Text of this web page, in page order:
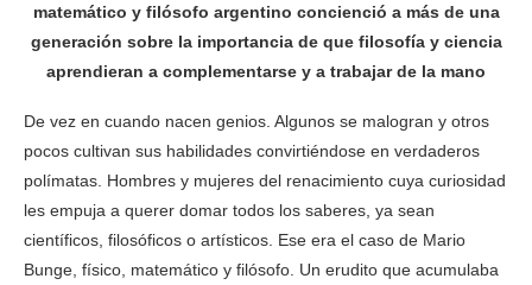
matemático y filósofo argentino concienció a más de una
generación sobre la importancia de que filosofía y ciencia
aprendieran a complementarse y a trabajar de la mano
De vez en cuando nacen genios. Algunos se malogran y otros
pocos cultivan sus habilidades convirtiéndose en verdaderos
polímatas. Hombres y mujeres del renacimiento cuya curiosidad
les empuja a querer domar todos los saberes, ya sean
científicos, filosóficos o artísticos. Ese era el caso de Mario
Bunge, físico, matemático y filósofo. Un erudito que acumulaba